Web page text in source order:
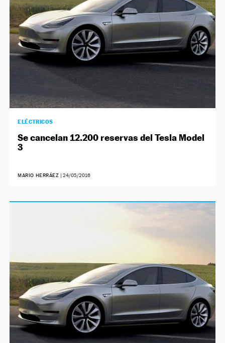
ELÉCTRICOS
Se cancelan 12.200 reservas del Tesla Model
3
MARIO HERRÁEZ | 24/05/2016